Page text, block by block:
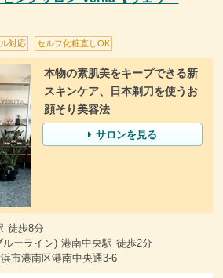
対応 セルフ化粧直しOK
本物の素肌美をキープできる新
スキンケア、日本剃刀を使うお
顔そり美容法
サロンを見る
徒歩8分
ーライン) 港南中央駅 徒歩2分
市港南区港南中央通3-6